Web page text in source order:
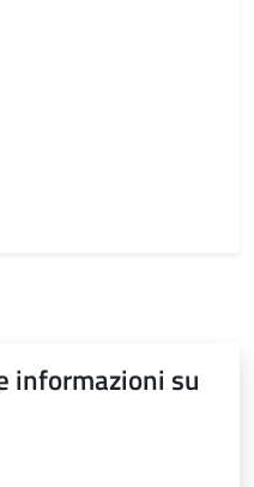
informazioni su